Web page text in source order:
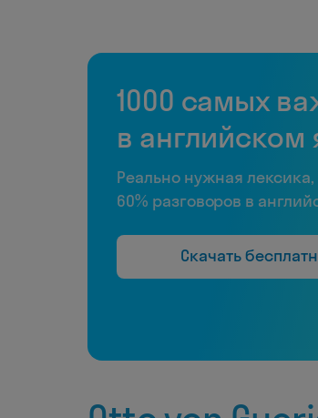
1000 самых
в английском
Реально нужная
60% разговоров в
Скачать